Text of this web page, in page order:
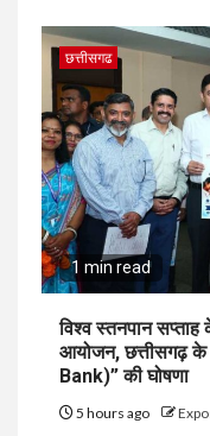
छत्तीसगढ
1 min read
विश्व स्तनपान
आयोजन, छत्तीसगढ़
Bank)” की घोषणा
5 hours ago